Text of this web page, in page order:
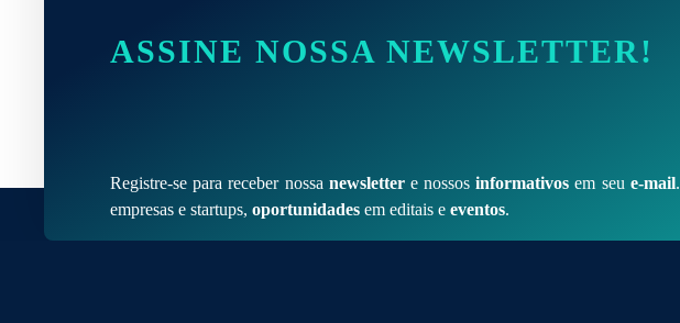
ASSINE NOSSA NEWSLETTER!
Registre-se para receber nossa newslettere nossosinformativos em seu e-mail.
empresas e startups, oportunidades em editais e eventos.